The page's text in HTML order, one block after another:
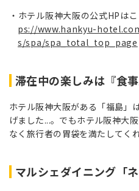
ホテル阪神大阪の公式HPは
ps://www.hankyu-
s/spa/spa_total_top_page
滞在中の楽しみは『食
ホテル阪神大阪がある「福島」
げました...。でもホテル阪神大
なく旅行者の胃袋を満たしてくれ
マルシェダイニング「ネ